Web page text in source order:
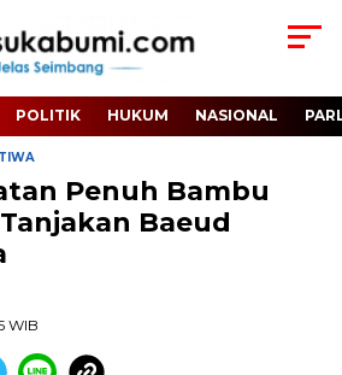
POLITIK HUKUM NASIONAL
Penuh Bambu
Baeud
WIB